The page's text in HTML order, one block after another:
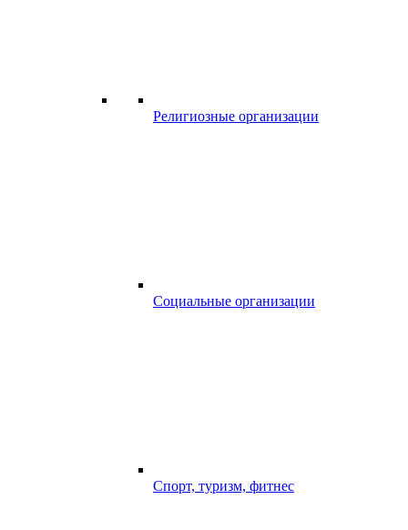
Религиозные организации
Социальные организации
Спорт, туризм, фитнес